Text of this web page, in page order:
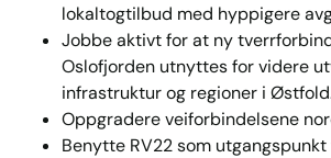
lokaltogtilbud med hyppigere
Jobbe aktivt for at ny
Oslofjorden utnyttes for videre
infrastruktur og regioner i
Oppgradere veiforbindelsene
Benytte RV22 som